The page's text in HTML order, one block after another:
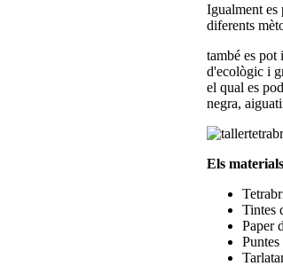
Igualment es
diferents
també es pot
d'ecològic i
el qual es
negra,
Els
Tintes
Paper